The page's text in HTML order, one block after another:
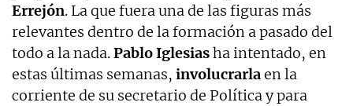
Errejón. La que fuera una de las figuras más
relevantes dentro de la formación a pasado del
todo a la nada.Pablo Iglesiasha intentado, en
estas últimas semanas, involucrarlaen la
corriente de su secretario de Política y para